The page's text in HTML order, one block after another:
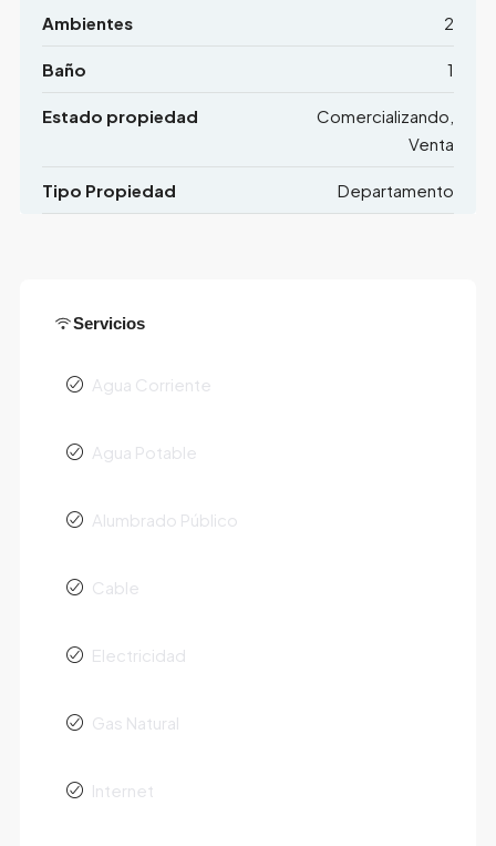
Ambientes 2
Baño 1
Estado propiedad
Comercializando,
Venta
Tipo Propiedad Departamento
Servicios
Agua Corriente
Agua Potable
Alumbrado Público
Cable
Electricidad
Gas Natural
Internet